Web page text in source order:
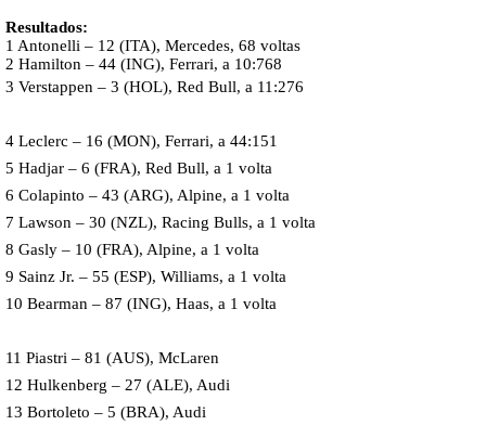
Resultados:
1 Antonelli – 12 (ITA), Mercedes, 68 voltas
2 Hamilton – 44 (ING), Ferrari, a 10:768
3 Verstappen – 3 (HOL), Red Bull, a 11:276
4 Leclerc – 16 (MON), Ferrari, a 44:151
5 Hadjar – 6 (FRA), Red Bull, a 1 volta
6 Colapinto – 43 (ARG), Alpine, a 1 volta
7 Lawson – 30 (NZL), Racing Bulls, a 1 volta
8 Gasly – 10 (FRA), Alpine, a 1 volta
9 Sainz Jr. – 55 (ESP), Williams, a 1 volta
10 Bearman – 87 (ING), Haas, a 1 volta
11 Piastri – 81 (AUS), McLaren
12 Hulkenberg – 27 (ALE), Audi
13 Bortoleto – 5 (BRA), Audi